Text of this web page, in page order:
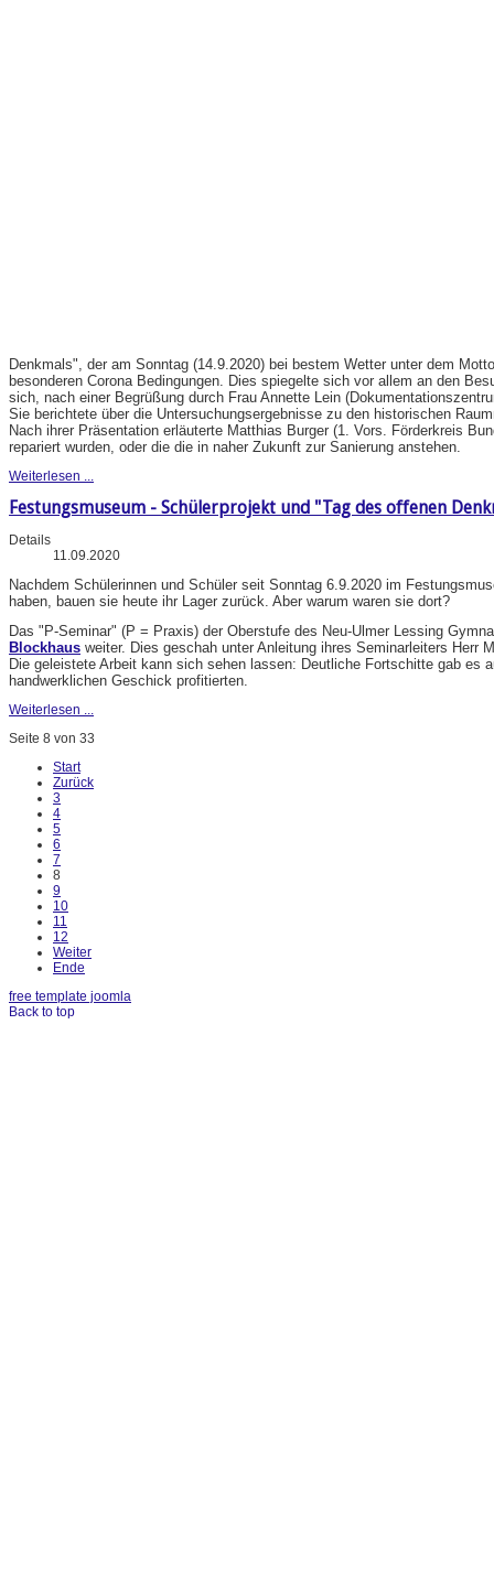
Denkmals", der am Sonntag (14.9.2020) bei bestem Wetter unter dem
besonderen Corona Bedingungen. Dies spiegelte sich vor allem an den
sich, nach einer Begrüßung durch Frau Annette Lein
Sie berichtete über die Untersuchungsergebnisse zu den historischen
Nach ihrer Präsentation erläuterte Matthias Burger (1. Vors. Förderkreis
repariert wurden, oder die die in naher Zukunft zur Sanierung anstehen.
Weiterlesen ...
Festungsmuseum - Schülerprojekt und "Tag des offenen
Details
11.09.2020
Nachdem Schülerinnen und Schüler seit Sonntag 6.9.2020 im
haben, bauen sie heute ihr Lager zurück. Aber warum waren sie dort?
Das "P-Seminar" (P = Praxis) der Oberstufe des Neu-Ulmer Lessing
Blockhaus weiter. Dies geschah unter Anleitung ihres Seminarleiters Herr
Die geleistete Arbeit kann sich sehen lassen: Deutliche Fortschitte gab es
handwerklichen Geschick profitierten.
Weiterlesen ...
Seite 8 von 33
Start
Zurück
3
4
5
6
7
8
9
10
11
12
Weiter
Ende
free template joomla
Back to top